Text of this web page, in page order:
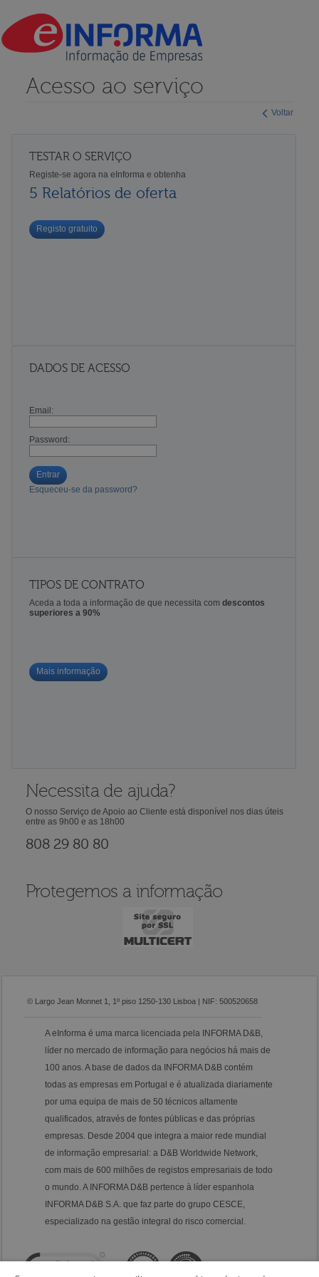
Voltar
Acesso ao serviço
TESTAR O SERVIÇO
Registe-se agora na eInforma e obtenha
5 Relatórios de oferta
Registo gratuito
DADOS DE ACESSO
Email:
Password:
Entrar
Esqueceu-se da password?
TIPOS DE CONTRATO
Aceda a toda a informação de que necessita com descontos
superiores a 90%
Mais informação
Necessita de ajuda?
O nosso Serviço de Apoio ao Cliente está disponível nos dias úteis
entre as 9h00 e as 18h00
808 29 80 80
Protegemos a informação
© Largo Jean Monnet 1, 1º piso 1250-130 Lisboa | NIF: 500520658
A eInforma é uma marca licenciada pela INFORMA D&B,
líder no mercado de informação para negócios há mais de
100 anos. A base de dados da INFORMA D&B contém
todas as empresas em Portugal e é atualizada diariamente
por uma equipa de mais de 50 técnicos altamente
qualificados, através de fontes públicas e das próprias
empresas. Desde 2004 que integra a maior rede mundial
de informação empresarial: a D&B Worldwide Network,
com mais de 600 milhões de registos empresariais de todo
o mundo. A INFORMA D&B pertence à líder espanhola
INFORMA D&B S.A. que faz parte do grupo CESCE,
especializado na gestão integral do risco comercial.